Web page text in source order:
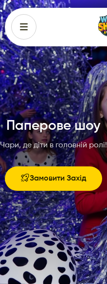
Паперове шоу
Чари, де діти в головній ролі!
Замовити Захід